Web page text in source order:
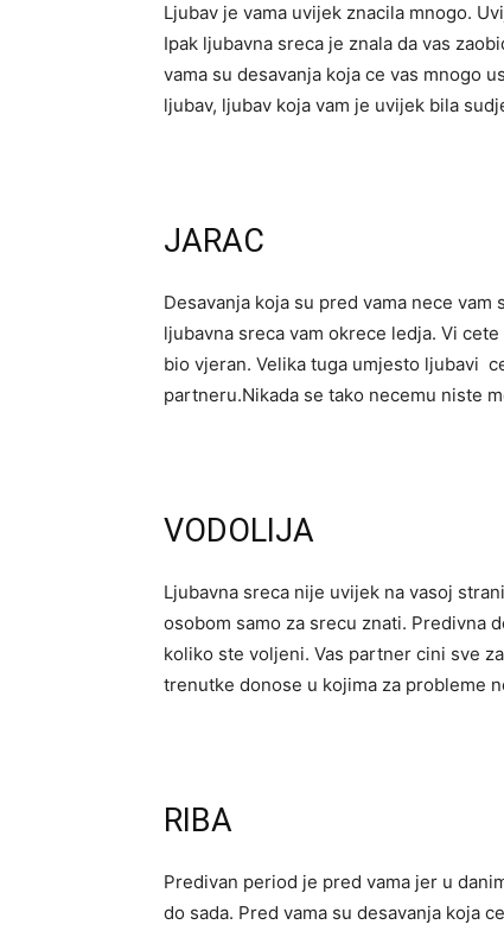
Ljubav je vama uvijek znacila mnogo.
Ipak ljubavna sreca je znala da vas
vama su desavanja koja ce vas mnogo
ljubav, ljubav koja vam je uvijek bila
JARAC
Desavanja koja su pred vama nece
ljubavna sreca vam okrece ledja. Vi
bio vjeran. Velika tuga umjesto ljubavi
partneru.Nikada se tako necemu niste
VODOLIJA
Ljubavna sreca nije uvijek na vasoj
osobom samo za srecu znati. Predivna
koliko ste voljeni. Vas partner cini sve
trenutke donose u kojima za probleme
RIBA
Predivan period je pred vama jer u
do sada. Pred vama su desavanja koja